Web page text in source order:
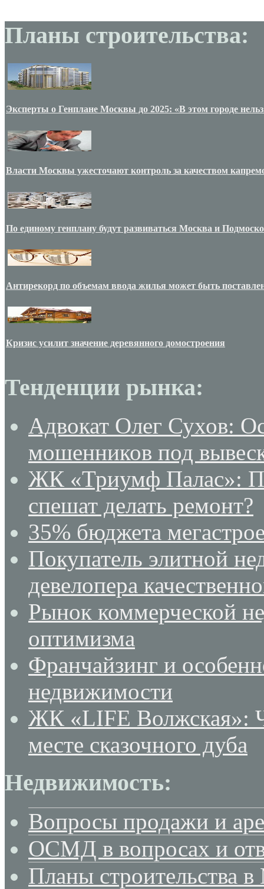
Планы строительства:
Эксперты о Генплане Москвы до 2025: «В этом городе
Власти Москвы ужесточают контроль за качеством
По единому генплану будут развиваться Москва и
Антирекорд по объемам ввода жилья может быть
Кризис усилит значение деревянного домостроения
Тенденции рынка:
Адвокат Олег Сухов:
мошенников под
ЖК «Триумф Палас»:
спешат делать ремонт?
35% бюджета
Покупатель элитной
девелопера
Рынок коммерческой
оптимизма
Франчайзинг и
недвижимости
ЖК «LIFE Волжская»:
месте сказочного дуба
Недвижимость:
Вопросы продажи и
ОСМД в вопросах и
Планы строительства